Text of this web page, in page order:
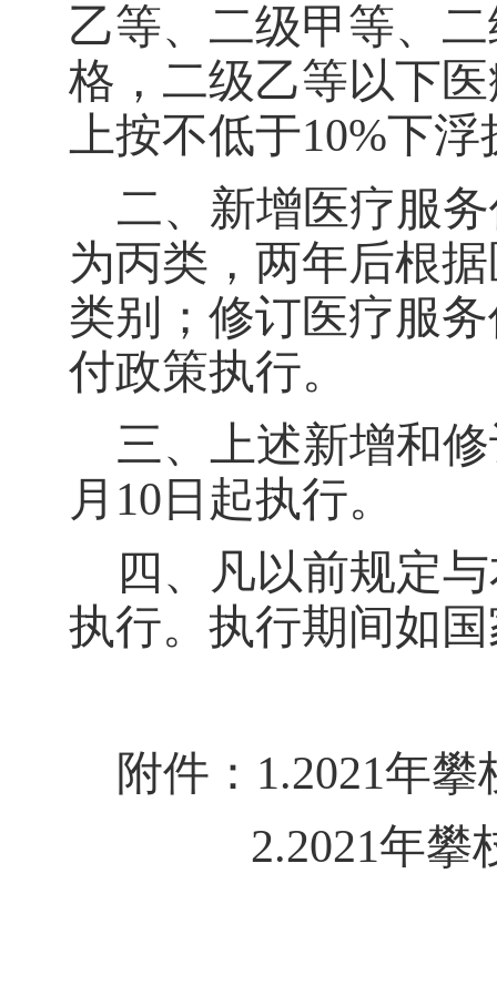
乙等、二级甲等、
格，二级乙等以下
上按不低于10%下浮
二、新增医疗服
为丙类，两年后根
类别；修订医疗服
付政策执行。
三、上述新增和
月 10 日起执行。
四、凡以前规定
执行。执行期间如
附件： 1.2021年攀
2.2021年攀